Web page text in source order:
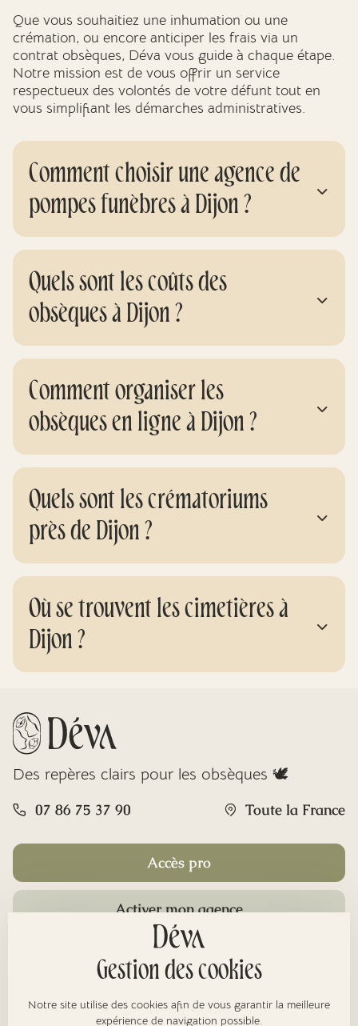
Que vous souhaitiez une inhumation ou une
crémation, ou encore anticiper les frais via un
contrat obsèques, Déva vous guide à chaque étape.
Notre mission est de vous offrir un service
respectueux des volontés de votre défunt tout en
vous simplifiant les démarches administratives.
Comment choisir une agence de
pompes funèbres à Dijon ?
Quels sont les coûts des
obsèques à Dijon ?
Comment organiser les
obsèques en ligne à Dijon ?
Quels sont les crématoriums
près de Dijon ?
Où se trouvent les cimetières à
Dijon ?
Des repères clairs pour les obsèques 🕊️
07 86 75 37 90 Toute la France
Accès pro
Activer mon agence
Gestion des cookies
Notre site utilise des cookies afin de vous garantir la meilleure
expérience de navigation possible.